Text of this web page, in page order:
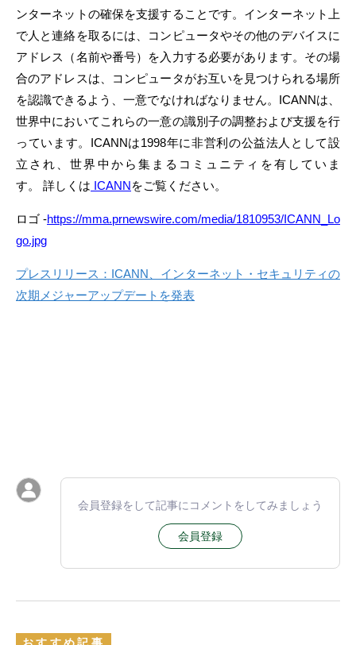
ンターネットの確保を支援することです。インターネット上
で人と連絡を取るには、コンピュータやその他のデバイスに
アドレス（名前や番号）を入力する必要があります。その場
合のアドレスは、コンピュータがお互いを見つけられる場所
を認識できるよう、一意でなければなりません。ICANNは、
世界中においてこれらの一意の識別子の調整および支援を行
っています。ICANNは1998年に非営利の公益法人として設
立され、世界中から集まるコミュニティを有していま
す。 詳しくは ICANNをご覧ください。
ロゴ -https://mma.prnewswire.com/media/1810953/ICANN_Lo
go.jpg
プレスリリース：ICANN、インターネット・セキュリティの
次期メジャーアップデートを発表
会員登録をして記事にコメントをしてみましょう
会員登録
おすすめ記事